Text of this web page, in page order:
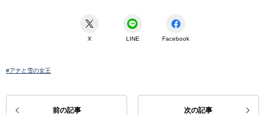
X LINE Facebook
#アナと雪の女王
前の記事 次の記事